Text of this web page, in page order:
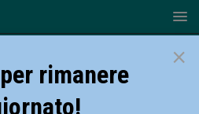
×
rimanere